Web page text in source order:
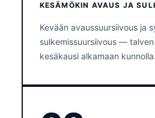
KESÄMÖKIN AVAUS JA
Kevään avaussuursiivous ja
sulkemissuursiivous —
kesäkausi alkamaan kunnolla.